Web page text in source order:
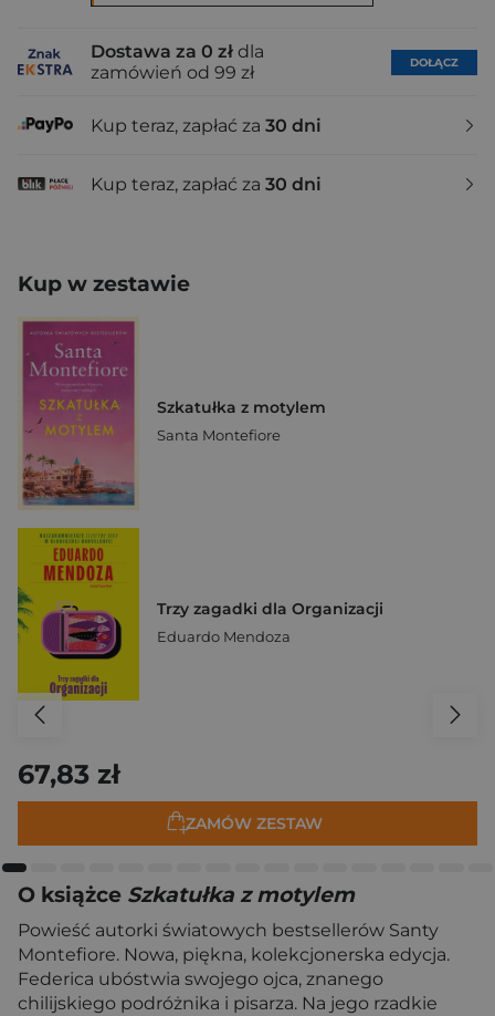
Dostawa za 0 zł dla
zamówień od 99 zł
DOŁĄCZ
Kup teraz, zapłać za 30 dni
Kup teraz, zapłać za 30 dni
Kup w zestawie
Szkatułka z motylem
Santa Montefiore
Trzy zagadki dla Organizacji
Eduardo Mendoza
67,83 zł
ZAMÓW ZESTAW
O książce Szkatułka z motylem
Powieść autorki światowych bestsellerów Santy
Montefiore. Nowa, piękna, kolekcjonerska edycja.
Federica ubóstwia swojego ojca, znanego
chilijskiego podróżnika i pisarza. Na jego rzadkie